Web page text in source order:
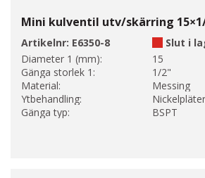
Mini kulventil utv/skärring
Artikelnr: E6350-8
Slut i
Diameter 1 (mm):
15
Gänga storlek 1:
1/2"
Material:
Messing
Ytbehandling:
Gänga typ:
BSPT